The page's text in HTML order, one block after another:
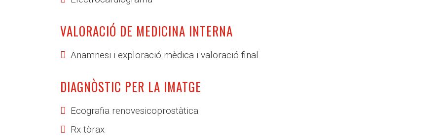
VALORACIÓ DE MEDICINA INTERNA
Anamnesi i exploració mèdica i valoració final
DIAGNÒSTIC PER LA IMATGE
Ecografia renovesicoprostàtica
Rx tòrax